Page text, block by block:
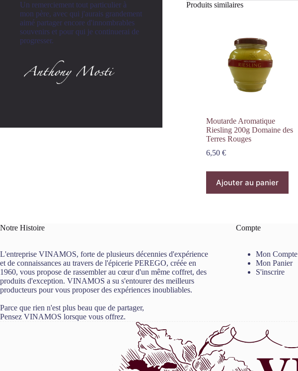
Produits similaires
Moutarde Aromatique
Riesling 200g Domaine des
Terres Rouges
6,50 €
Ajouter au panier
Un remerciement tout particulier à
mon père, avec qui j'aurais grandement
aimé partager encore d'innombrables
souvenirs et pour qui je continuerai de
progresser.
Notre Histoire
L'entreprise VINAMOS, forte de plusieurs décennies d'expérience
et de connaissances au travers de l'épicerie PEREGO, créée en
1960, vous propose de rassembler au cœur d'un même coffret, des
produits d'exception. VINAMOS a su s'entourer des meilleurs
producteurs pour vous proposer des expériences inoubliables.
Parce que rien n'est plus beau que de partager,
Pensez VINAMOS lorsque vous offrez.
Compte
Mon Compte
Mon Panier
S'inscrire